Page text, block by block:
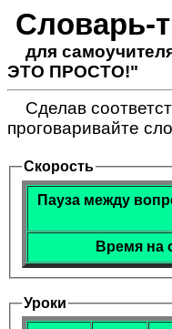
Словарь-
для
ЭТО ПРОСТО!"
Сделав
проговаривайте
Скорость
Пауза между
Время на
Уроки